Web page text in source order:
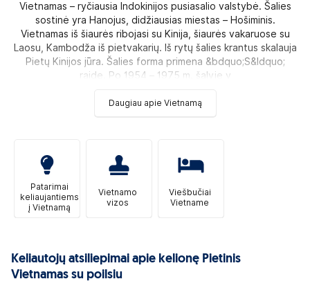
Vietnamas – ryčiausia Indokinijos pusiasalio valstybė. Šalies
sostinė yra Hanojus, didžiausias miestas – Hošiminis.
Vietnamas iš šiaurės ribojasi su Kinija, šiaurės vakaruose su
Laosu, Kambodža iš pietvakarių. Iš rytų šalies krantus skalauja
Pietų Kinijos jūra. Šalies forma primena &bdquo;S&ldquo;
raidę. Po 1954 – 1975 m. šalyje v
Daugiau apie Vietnamą
Patarimai
keliaujantiems
į Vietnamą
Vietnamo
vizos
Viešbučiai
Vietname
Keliautojų atsiliepimai apie kelionę Pietinis
Vietnamas su poilsiu